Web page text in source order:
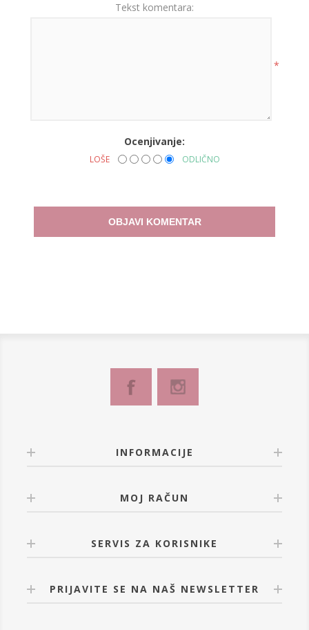
Tekst komentara:
*
Ocenjivanje:
LOŠE ODLIČNO
OBJAVI KOMENTAR
INFORMACIJE
MOJ RAČUN
SERVIS ZA KORISNIKE
PRIJAVITE SE NA NAŠ NEWSLETTER